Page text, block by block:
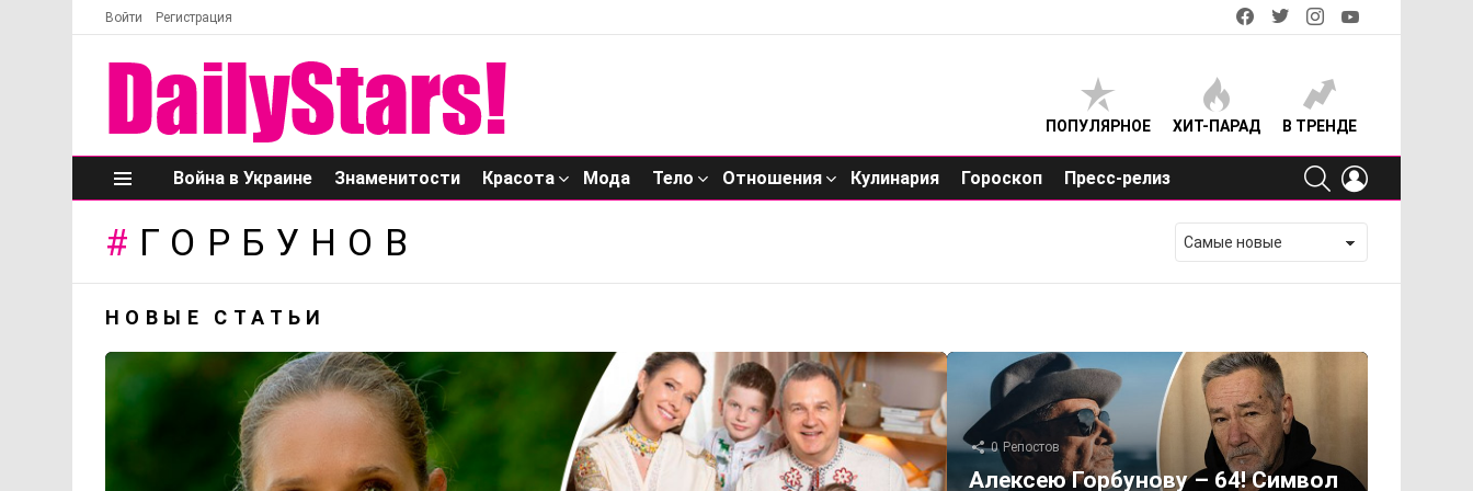
Войти Регистрация
facebooktwitterinstagram
ПОПУЛЯРНОЕ ХИТ-ПАРАД В ТРЕНДЕ
Меню
Война в Украине Знаменитости Красота Мода Тело Отношения Кулинария Гороскоп Пресс-релиз
SEARCH
ГОРБУНОВ
НОВЫЕ СТАТЬИ
0 Репостов
Алексею Горбунову – 64! Символ